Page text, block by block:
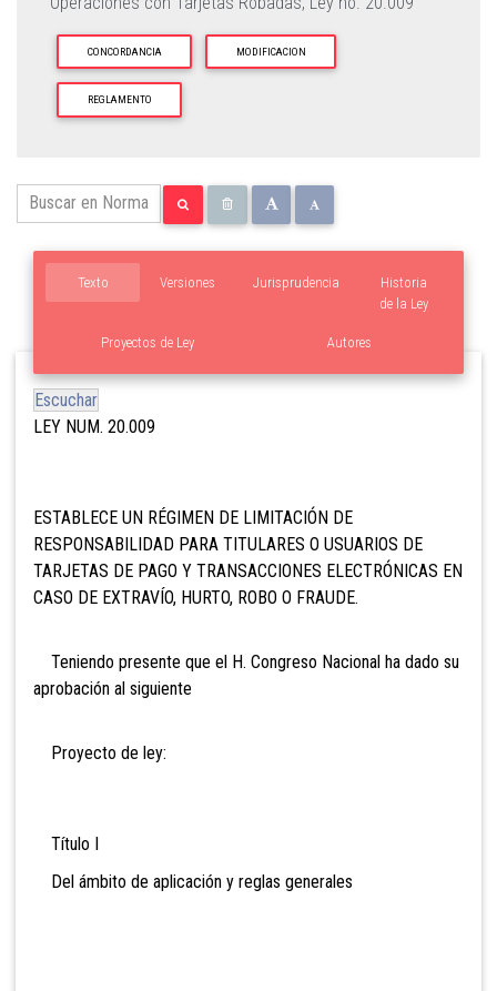
CONCORDANCIA MODIFICACION
REGLAMENTO
Texto Versiones
Proyectos de Ley Autores
Jurisprudencia
Historia
de la Ley
Escuchar
LEY NUM. 20.009
ESTABLECE UN RÉGIMEN DE LIMITACIÓN DE
RESPONSABILIDAD PARA TITULARES O USUARIOS DE
TARJETAS DE PAGO Y TRANSACCIONES ELECTRÓNICAS EN
CASO DE EXTRAVÍO, HURTO, ROBO O FRAUDE.
Teniendo presente que el H. Congreso Nacional ha dado su
aprobación al siguiente
Proyecto de ley:
Título I
Del ámbito de aplicación y reglas generales